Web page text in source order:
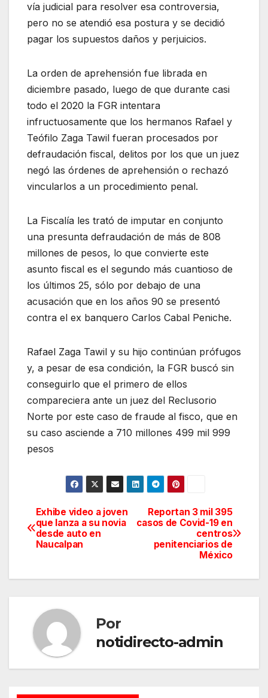
vía judicial para resolver esa controversia,
pero no se atendió esa postura y se decidió
pagar los supuestos daños y perjuicios.
La orden de aprehensión fue librada en
diciembre pasado, luego de que durante casi
todo el 2020 la FGR intentara
infructuosamente que los hermanos Rafael y
Teófilo Zaga Tawil fueran procesados por
defraudación fiscal, delitos por los que un juez
negó las órdenes de aprehensión o rechazó
vincularlos a un procedimiento penal.
La Fiscalía les trató de imputar en conjunto
una presunta defraudación de más de 808
millones de pesos, lo que convierte este
asunto fiscal es el segundo más cuantioso de
los últimos 25, sólo por debajo de una
acusación que en los años 90 se presentó
contra el ex banquero Carlos Cabal Peniche.
Rafael Zaga Tawil y su hijo continúan prófugos
y, a pesar de esa condición, la FGR buscó sin
conseguirlo que el primero de ellos
compareciera ante un juez del Reclusorio
Norte por este caso de fraude al fisco, que en
su caso asciende a 710 millones 499 mil 999
pesos
Navegación
de
Reportan 3 mil 395
casos de Covid-19 en
centros
penitenciarios de
México
Exhibe video a joven
que lanza a su novia
desde auto en
Naucalpan
Por
notidirecto-admin